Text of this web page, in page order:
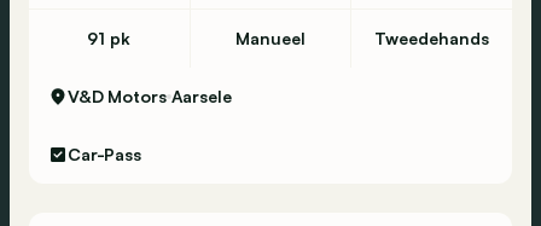
91 pk Manueel Tweedehands
V&D Motors Aarsele
Car-Pass